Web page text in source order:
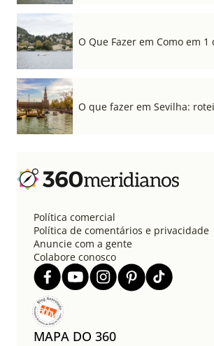
O Que Fazer em Como em
O que fazer em Sevilha:
Política comercial
Política de comentários e privacidade
Anuncie com a gente
Colabore conosco
MAPA DO 360